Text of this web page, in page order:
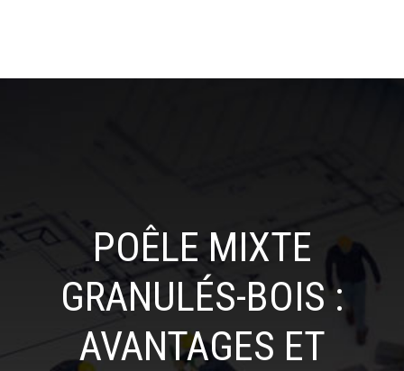
POÊLE MIXTE
GRANULÉS-BOIS :
AVANTAGES ET